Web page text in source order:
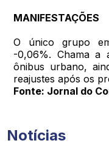
MANIFESTAÇÕES
O único grupo
-0,06%. Chama a
ônibus urbano,
reajustes após os
Fonte: Jornal do
Notícias